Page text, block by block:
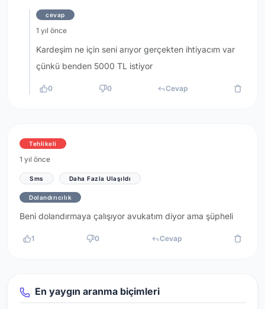
cevap
1 yıl önce
Kardeşim ne için seni arıyor gerçekten ihtiyacım var
çünkü benden 5000 TL istiyor
0 0 Cevap
Tehlikeli
1 yıl önce
Sms Daha Fazla Ulaşıldı
Dolandırıcılık
Beni dolandırmaya çalışıyor avukatım diyor ama şüpheli
1 0 Cevap
En yaygın aranma biçimleri